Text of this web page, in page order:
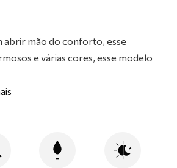
abrir mão do conforto, esse
e várias cores, esse modelo